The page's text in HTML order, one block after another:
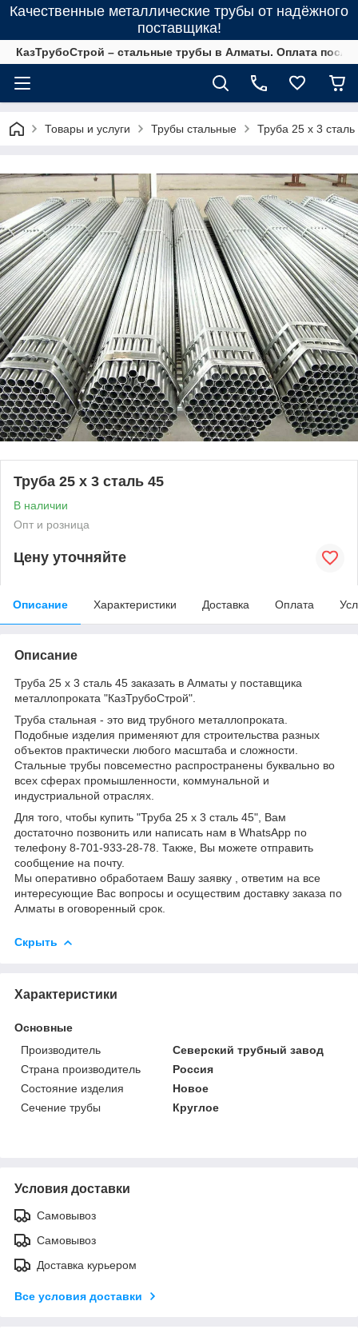
Качественные металлические трубы от надёжного
поставщика!
КазТрубоСтрой – стальные трубы в Алматы. Оплата
Товары и услуги Трубы стальные Труба 25 х 3 сталь
Труба 25 х 3 сталь 45
В наличии
Опт и розница
Цену уточняйте
Описание Характеристики Доставка Оплата
Описание
Труба 25 х 3 сталь 45 заказать в Алматы у поставщика
металлопроката "КазТрубоСтрой".
Труба стальная - это вид трубного металлопроката.
Подобные изделия применяют для строительства разных
объектов практически любого масштаба и сложности.
Стальные трубы повсеместно распространены буквально во
всех сферах промышленности, коммунальной и
индустриальной отраслях.
Для того, чтобы купить "Труба 25 х 3 сталь 45", Вам
достаточно позвонить или написать нам в WhatsApp по
телефону 8-701-933-28-78. Также, Вы можете отправить
сообщение на почту.
Мы оперативно обработаем Вашу заявку , ответим на все
интересующие Вас вопросы и осуществим доставку заказа по
Алматы в оговоренный срок.
Скрыть
Характеристики
Основные
Производитель
Северский трубный завод
Страна производитель
Россия
Состояние изделия
Новое
Сечение трубы
Круглое
Условия доставки
Самовывоз
Самовывоз
Доставка курьером
Все условия доставки